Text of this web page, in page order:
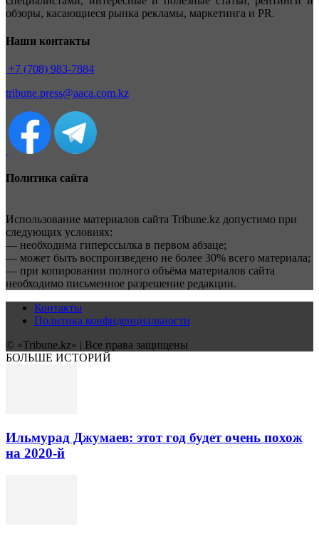
обзоры, касающиеся рынка рекламы, маркетинга и PR.
Наши контакты
+7 (708) 983-7884
tribune.press@aaca.com.kz
Политика сайта
Использование материалов сайта Tribune.kz допустимо при
следующих условиях:
— необходима гиперссылка в первом абзаце;
— может быть воспроизведено не более 30% всего материала;
— при копировании полного объёма материалов сайта
необходимо письменное разрешение редакции.
Контакты
Политика конфиденциальности
© «Tribune.kz» | Все права защищены
БОЛЬШЕ ИСТОРИЙ
Ильмурад Джумаев: этот год будет очень похож
на 2020-й